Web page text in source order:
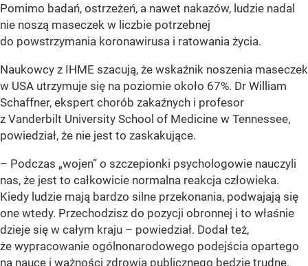
Pomimo badań, ostrzeżeń, a nawet nakazów, ludzie nadal
nie noszą maseczek w liczbie potrzebnej
do powstrzymania koronawirusa i ratowania życia.
Naukowcy z IHME szacują, że wskaźnik noszenia maseczek
w USA utrzymuje się na poziomie około 67%. Dr William
Schaffner, ekspert chorób zakaźnych i profesor
z Vanderbilt University School of Medicine w Tennessee,
powiedział, że nie jest to zaskakujące.
– Podczas „wojen” o szczepionki psychologowie nauczyli
nas, że jest to całkowicie normalna reakcja człowieka.
Kiedy ludzie mają bardzo silne przekonania, podwajają się
one wtedy. Przechodzisz do pozycji obronnej i to właśnie
dzieje się w całym kraju – powiedział. Dodał też,
że wypracowanie ogólnonarodowego podejścia opartego
na nauce i ważności zdrowia publicznego będzie trudne.